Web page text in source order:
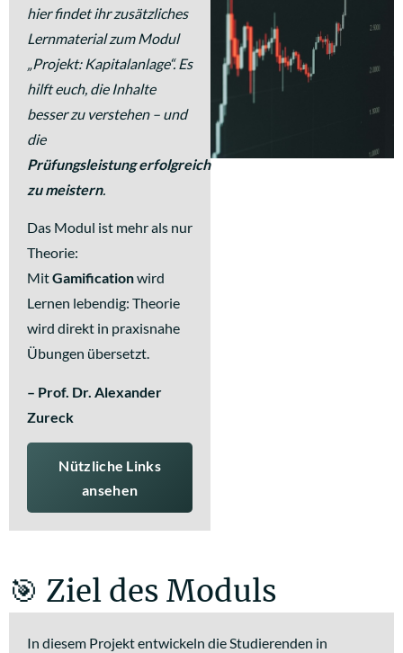
hier findet ihr zusätzliches
Lernmaterial zum Modul
„Projekt: Kapitalanlage“. Es
hilft euch, die Inhalte
besser zu verstehen – und
die
Prüfungsleistung erfolgreich
zu meistern.
Das Modul ist mehr als nur
Theorie:
MitGamificationwird
Lernen lebendig: Theorie
wird direkt in praxisnahe
Übungen übersetzt.
– Prof. Dr. Alexander
Zureck
Nützliche Links
ansehen
🎯 Ziel des Moduls
In diesem Projekt entwickeln die Studierenden in